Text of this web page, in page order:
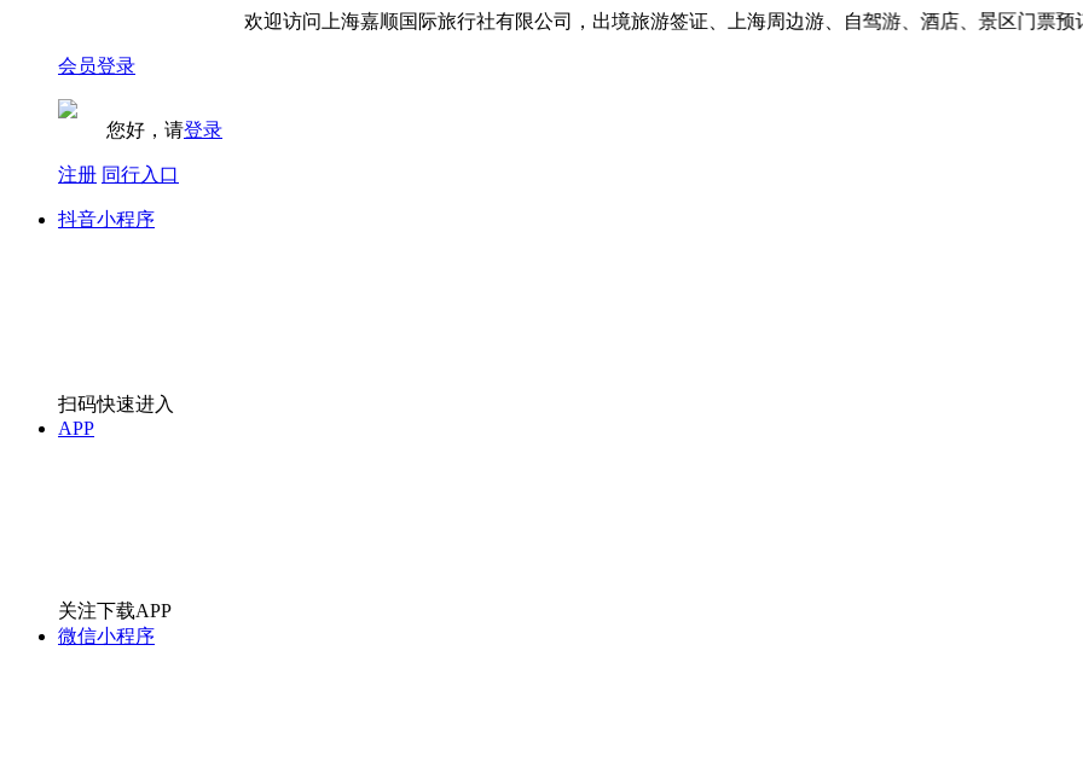
欢迎访问上海嘉顺国际旅行社有限公司，出境旅游签证、上海周边游、自驾游、酒店、景区门票预订
会员登录
您好，请登录
注册 同行入口
抖音小程序
扫码快速进入
APP
关注下载APP
微信小程序